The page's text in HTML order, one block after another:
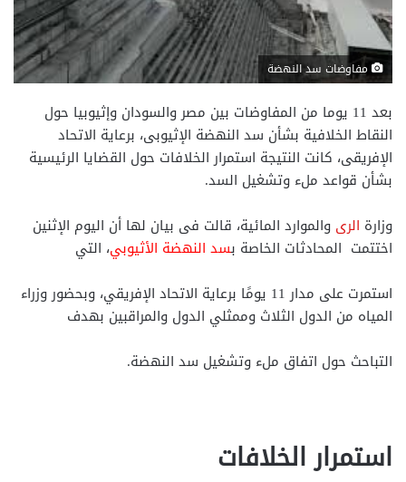
مفاوضات سد النهضة
بعد 11 يوما من المفاوضات بين مصر والسودان وإثيوبيا حول
النقاط الخلافية بشأن سد النهضة الإثيوبى، برعاية الاتحاد
الإفريقى، كانت النتيجة استمرار الخلافات حول القضايا الرئيسية
بشأن قواعد ملء وتشغيل السد.
وزارة الرى والموارد المائية، قالت فى بيان لها أن اليوم الإثنين
اختتمت المحادثات الخاصة بسد النهضة الأثيوبي، التي
استمرت على مدار 11 يومًا برعاية
الاتحاد الإفريقي، وبحضور وزراء
المياه من الدول الثلاث وممثلي الدول والمراقبين بهدف
التباحث حول اتفاق ملء وتشغيل سد النهضة.
استمرار الخلافات